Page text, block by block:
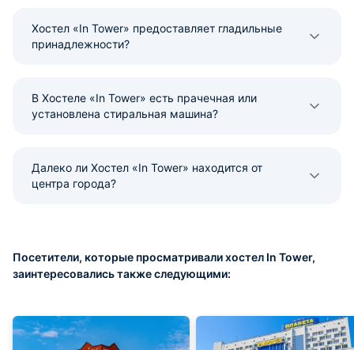
Хостел «In Tower» предоставляет гладильные
принадлежности?
В Хостеле «In Tower» есть прачечная или
установлена стиральная машина?
Далеко ли Хостел «In Tower» находится от
центра города?
Посетители, которые просматривали хостел In Tower,
заинтересовались также следующими: